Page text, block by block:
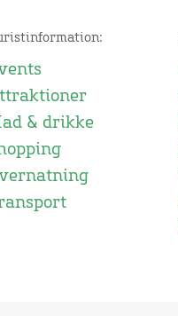
& drikke